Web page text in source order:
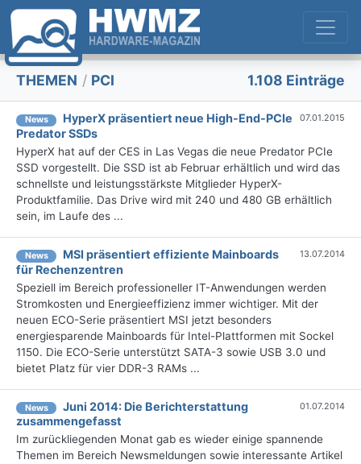
THEMEN / PCI 1.108 Einträge
News
HyperX präsentiert neue High-End-PCIe
Predator SSDs
07.01.2015
HyperX hat auf der CES in Las Vegas die neue Predator PCIe
SSD vorgestellt. Die SSD ist ab Februar erhältlich und wird das
schnellste und leistungsstärkste Mitglieder HyperX-
Produktfamilie. Das Drive wird mit 240 und 480 GB erhältlich
sein, im Laufe des ...
News
MSI präsentiert effiziente Mainboards
für Rechenzentren
13.07.2014
Speziell im Bereich professioneller IT-Anwendungen werden
Stromkosten und Energieeffizienz immer wichtiger. Mit der
neuen ECO-Serie präsentiert MSI jetzt besonders
energiesparende Mainboards für Intel-Plattformen mit Sockel
1150. Die ECO-Serie unterstützt SATA-3 sowie USB 3.0 und
bietet Platz für vier DDR-3 RAMs ...
News
Juni 2014: Die Berichterstattung
zusammengefasst
01.07.2014
Im zurückliegenden Monat gab es wieder einige spannende
Themen im Bereich Newsmeldungen sowie interessante Artikel